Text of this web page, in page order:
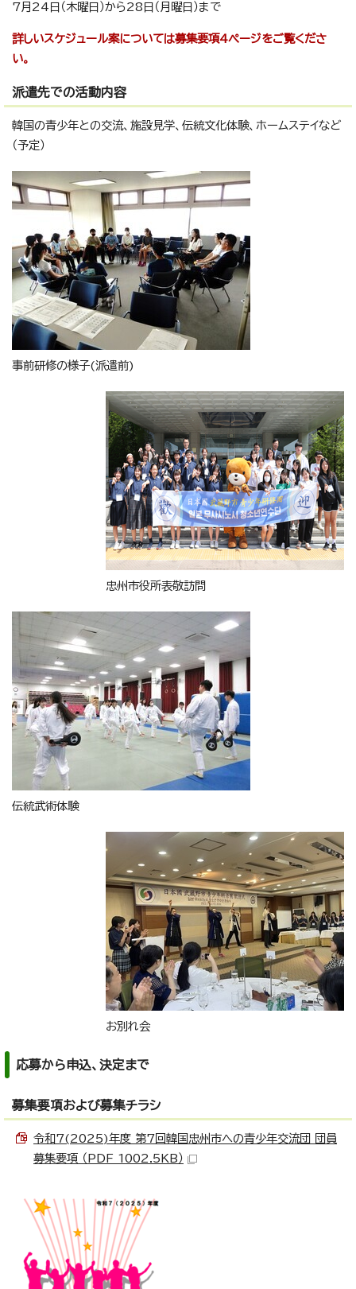
7月24日（木曜日）から28日（月曜日）まで
詳しいスケジュール案については募集要項4ページをご覧くださ
い。
派遣先での活動内容
韓国の青少年との交流、施設見学、伝統文化体験、ホームステイなど
（予定）
事前研修の様子(派遣前)
忠州市役所表敬訪問
伝統武術体験
お別れ会
応募から申込、決定まで
募集要項および募集チラシ
令和7(2025)年度 第7回韓国忠州市への青少年交流団 団員
募集要項 （PDF 1002.5KB）